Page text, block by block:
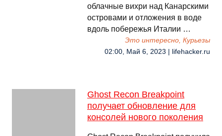
облачные вихри над Канарскими
островами и отложения в воде
вдоль побережья Италии …
Это интересно, Курьезы
02:00, Май 6, 2023 | lifehacker.ru
Ghost Recon Breakpoint
получает обновление для
консолей нового поколения